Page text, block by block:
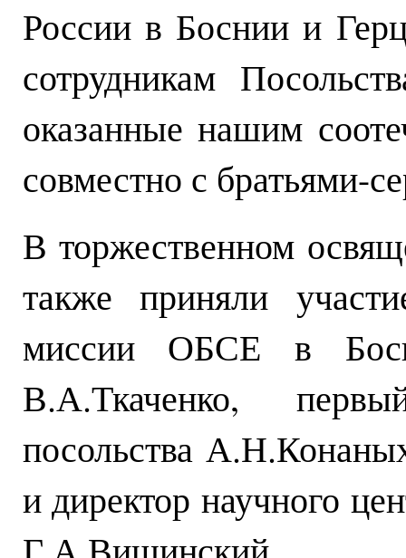
России в Боснии и
сотрудникам
оказанные нашим
совместно с братьями-
В торжественном
также приняли
миссии ОБСЕ в
В.А.Ткаченко,
посольства
и директор научного